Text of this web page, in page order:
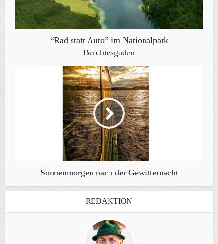
“Rad statt Auto” im Nationalpark
Berchtesgaden
Sonnenmorgen nach der Gewitternacht
REDAKTION